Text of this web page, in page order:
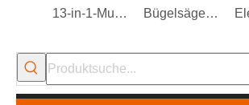
13-in-1-Multifunktionswerkzeug Bügelsägerahmen